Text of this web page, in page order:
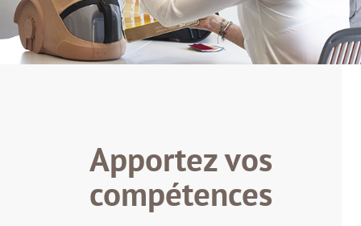
Apportez vos
compétences